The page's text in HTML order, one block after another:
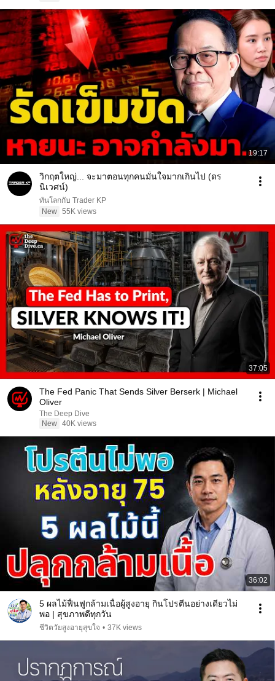
19:17
วิกฤตใหญ่... จะมาตอนทุกคนมั่นใจมากเกินไป (ดร
นิเวศน์)
ทันโลกกับ Trader KP
New 55K views
37:05
The Fed Panic That Sends Silver Berserk | Michael
Oliver
The Deep Dive
New 40K views
36:02
5 ผลไม้ฟื้นฟูกล้ามเนื้อผู้สูงอายุ กินโปรตีนอย่างเดียวไม่
พอ | สุขภาพดีทุกวัน
ชีวิตวัยสูงอายุสุขใจ • 37K views